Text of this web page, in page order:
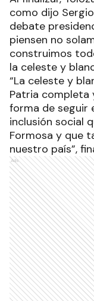
como dijo
debate
piensen no
construimos
la celeste y
“La celeste y
Patria completa
forma de seguir
inclusión social
Formosa y que
nuestro país”,
Ads